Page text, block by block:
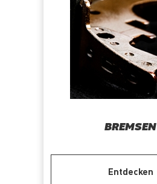
BREMSEN
Entdecken